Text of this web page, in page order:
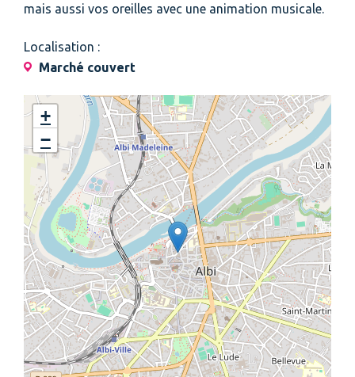
mais aussi vos oreilles avec une animation musicale.
Localisation :
Marché couvert
+
−